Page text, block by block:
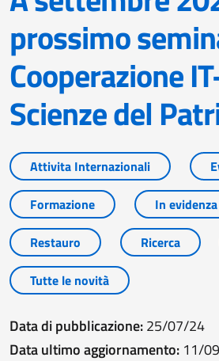
prossimo
Cooperazione
Scienze del
Attivita Internazionali
Formazione
In evidenza
Restauro
Ricerca
Tutte le novità
Data di pubblicazione:25/07/24
Data ultimo aggiornamento: 11/